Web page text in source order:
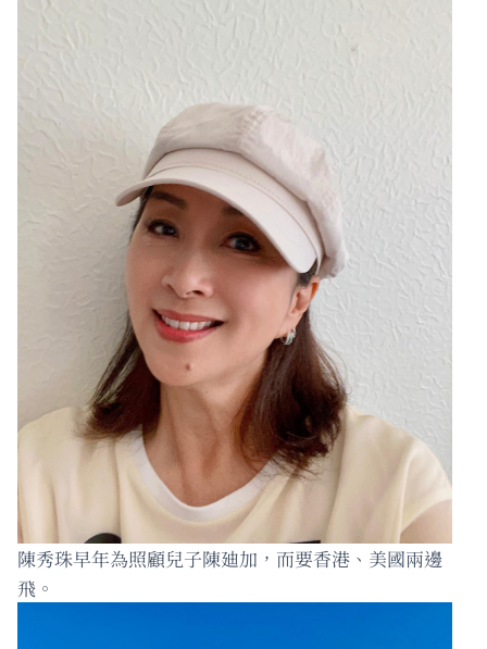
陳秀珠早年為照顧兒子陳廸加，而要香港、美國兩邊
飛。